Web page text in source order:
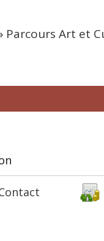
Parcours Art et